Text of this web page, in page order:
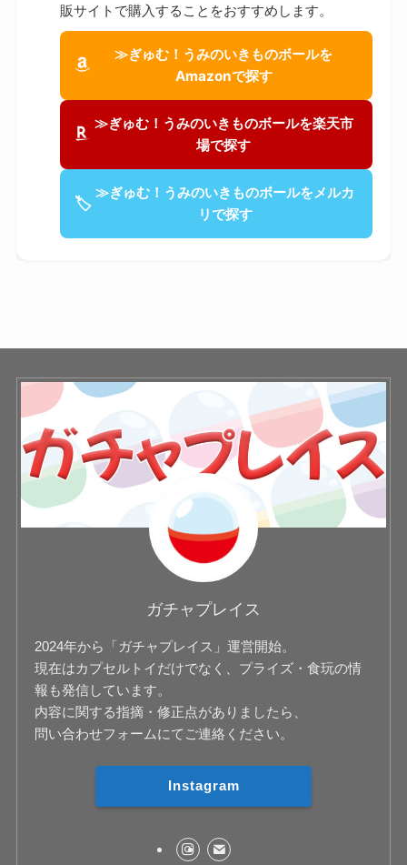
販サイトで購入することをおすすめします。
≫ぎゅむ！うみのいきものボールを
Amazonで探す
≫ぎゅむ！うみのいきものボールを楽天市
場で探す
🏷
≫ぎゅむ！うみのいきものボールをメルカ
リで探す
ガチャプレイス
2024年から「ガチャプレイス」運営開始。
現在はカプセルトイだけでなく、プライズ・食玩の情
報も発信しています。
内容に関する指摘・修正点がありましたら、
問い合わせフォームにてご連絡ください。
Instagram